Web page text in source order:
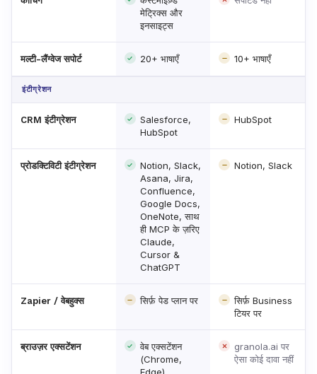
मेट्रिक्स और
इनसाइट्स
मल्टी-लैंग्वेज सपोर्ट 20+ भाषाएँ 10+ भाषाएँ
इंटीग्रेशन
CRM इंटीग्रेशन
Salesforce,
HubSpot
HubSpot
प्रोडक्टिविटी इंटीग्रेशन
Notion, Slack,
Asana, Jira,
Confluence,
Google Docs,
OneNote, साथ
ही MCP के ज़रिए
Claude,
Cursor &
ChatGPT
Notion, Slack
Zapier / वेबहुक्स सिर्फ़ पेड प्लान पर
सिर्फ़ Business
टियर पर
ब्राउज़र एक्सटेंशन
वेब एक्सटेंशन
(Chrome,
granola.ai पर
ऐसा कोई दावा नहीं